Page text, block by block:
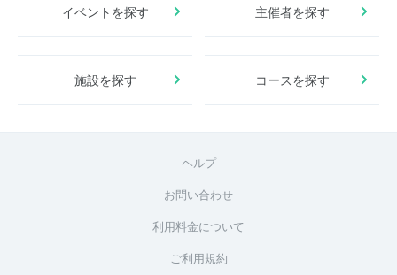
イベントを探す 主催者を探す
施設を探す コースを探す
ヘルプ
お問い合わせ
利用料金について
ご利用規約